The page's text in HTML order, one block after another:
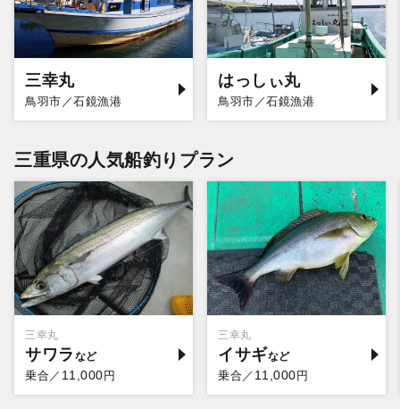
三幸丸
鳥羽市／石鏡漁港
はっしぃ丸
鳥羽市／石鏡漁港
三重県の人気船釣りプラン
三幸丸
サワラ
乗合／ 11,000円
三幸丸
イサギ
乗合／ 11,000円